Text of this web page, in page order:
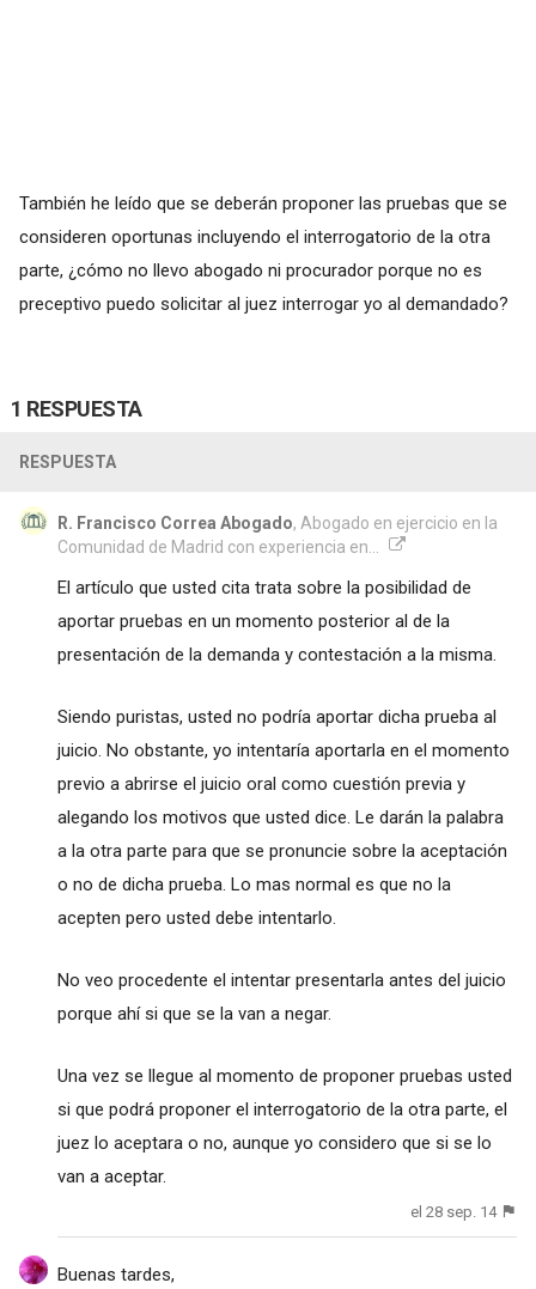
También he leído que se deberán proponer las pruebas que se
consideren oportunas incluyendo el interrogatorio de la otra
parte, ¿cómo no llevo abogado ni procurador porque no es
preceptivo puedo solicitar al juez interrogar yo al demandado?
1 RESPUESTA
RESPUESTA
R. Francisco Correa Abogado, Abogado en ejercicio en la
Comunidad de Madrid con experiencia en...
El artículo que usted cita trata sobre la posibilidad de
aportar pruebas en un momento posterior al de la
presentación de la demanda y contestación a la misma.
Siendo puristas, usted no podría aportar dicha prueba al
juicio. No obstante, yo intentaría aportarla en el momento
previo a abrirse el juicio oral como cuestión previa y
alegando los motivos que usted dice. Le darán la palabra
a la otra parte para que se pronuncie sobre la aceptación
o no de dicha prueba. Lo mas normal es que no la
acepten pero usted debe intentarlo.
No veo procedente el intentar presentarla antes del juicio
porque ahí si que se la van a negar.
Una vez se llegue al momento de proponer pruebas usted
si que podrá proponer el interrogatorio de la otra parte, el
juez lo aceptara o no, aunque yo considero que si se lo
van a aceptar.
el 28 sep. 14
Buenas tardes,